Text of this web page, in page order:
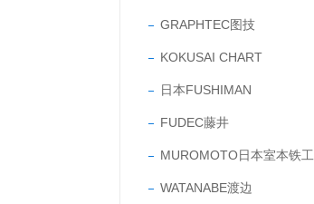
GRAPHTEC图技
KOKUSAI CHART
日本FUSHIMAN
FUDEC藤井
MUROMOTO日本室本铁工
WATANABE渡边